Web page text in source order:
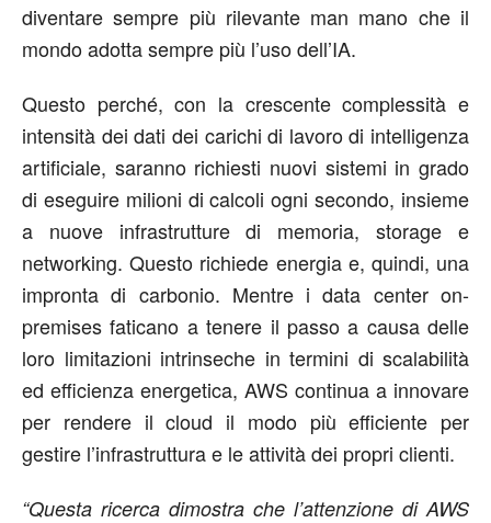
diventare sempre più rilevante man mano che il
mondo adotta sempre più l’uso dell’IA.
Questo perché, con la crescente complessità e
intensità dei dati dei carichi di lavoro di intelligenza
artificiale, saranno richiesti nuovi sistemi in grado
di eseguire milioni di calcoli ogni secondo, insieme
a nuove infrastrutture di memoria, storage e
networking. Questo richiede energia e, quindi, una
impronta di carbonio. Mentre i data center on-
premises faticano a tenere il passo a causa delle
loro limitazioni intrinseche in termini di scalabilità
ed efficienza energetica, AWS continua a innovare
per rendere il cloud il modo più efficiente per
gestire l’infrastruttura e le attività dei propri clienti.
“Questa ricerca dimostra che l’attenzione di AWS